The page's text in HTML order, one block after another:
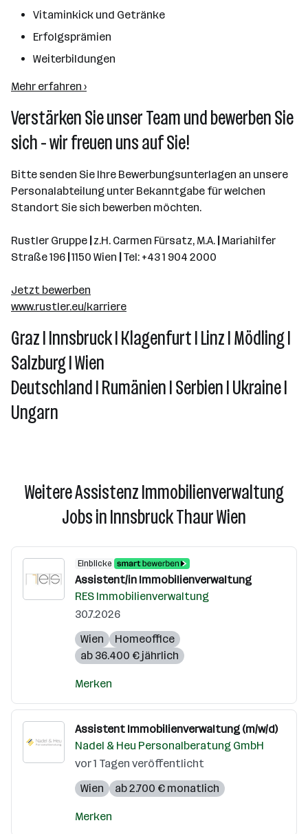
Vitaminkick und Getränke
Erfolgsprämien
Weiterbildungen
Mehr erfahren ›
Verstärken Sie unser Team und bewerben Sie
sich - wir freuen uns auf Sie!
Bitte senden Sie Ihre Bewerbungsunterlagen an unsere
Personalabteilung unter Bekanntgabe für welchen
Standort Sie sich bewerben möchten.
Rustler Gruppe |z.H. Carmen Fürsatz, M.A. |Mariahilfer
Straße 196 |1150 Wien |Tel: +43 1 904 2000
Jetzt bewerben
www.rustler.eu/karriere
Graz I Innsbruck I Klagenfurt I Linz I Mödling I
Salzburg I Wien
Deutschland I Rumänien I Serbien I Ukraine I
Ungarn
Weitere Assistenz Immobilienverwaltung
Jobs in Innsbruck Thaur Wien
Einblicke
Assistent/in Immobilienverwaltung
RES Immobilienverwaltung
30.7.2026
Wien
Homeoffice
ab 36.400 € jährlich
Merken
Assistent Immobilienverwaltung (m/w/d)
Nadel & Heu Personalberatung GmbH
vor 1 Tagen veröffentlicht
Wien
ab 2.700 € monatlich
Merken